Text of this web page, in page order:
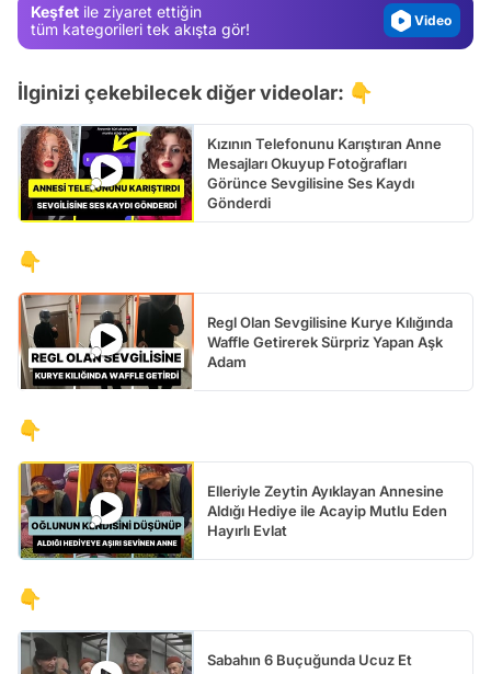
Keşfet ile ziyaret ettiğin
tüm kategorileri tek akışta gör!
Video
İlginizi çekebilecek diğer videolar: 👇
Kızının Telefonunu Karıştıran Anne
Mesajları Okuyup Fotoğrafları
Görünce Sevgilisine Ses Kaydı
Gönderdi
👇
Regl Olan Sevgilisine Kurye Kılığında
Waffle Getirerek Sürpriz Yapan Aşk
Adam
👇
Elleriyle Zeytin Ayıklayan Annesine
Aldığı Hediye ile Acayip Mutlu Eden
Hayırlı Evlat
👇
Sabahın 6 Buçuğunda Ucuz Et